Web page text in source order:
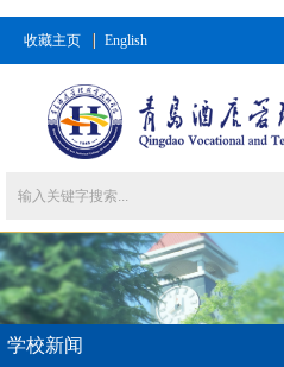
收藏主页 English
学校新闻